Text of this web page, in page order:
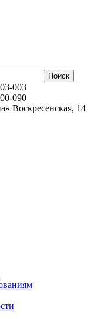
003
090
Воскресенская, 14